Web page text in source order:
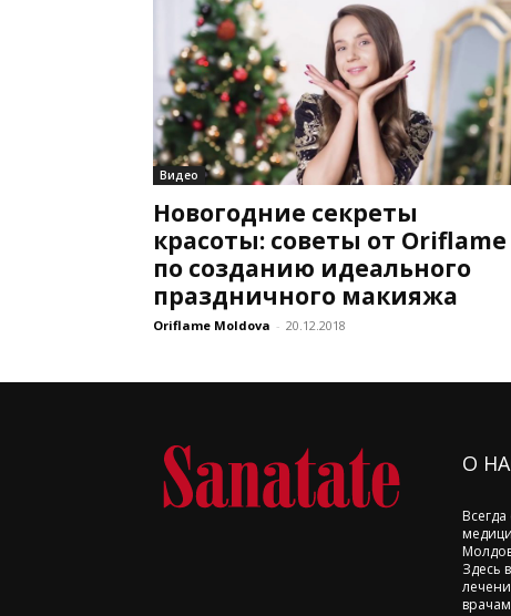
Видео
Новогодние секреты
красоты: советы от Oriflame
по созданию идеального
праздничного макияжа
Oriflame Moldova - 20.12.2018
О
Здесь